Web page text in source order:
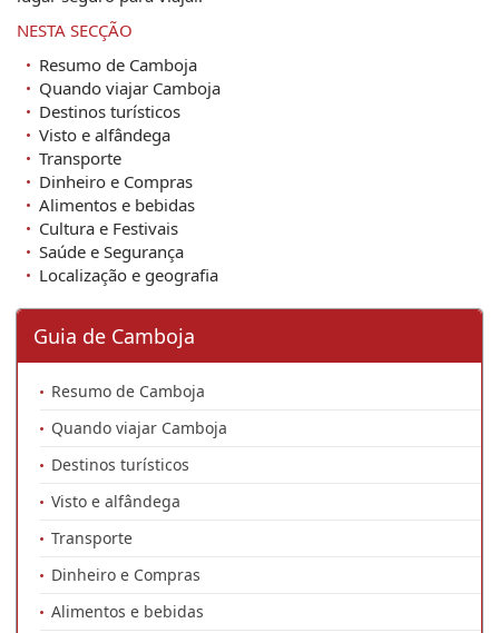
NESTA SECÇÃO
Resumo de Camboja
Quando viajar Camboja
Destinos turísticos
Visto e alfândega
Transporte
Dinheiro e Compras
Alimentos e bebidas
Cultura e Festivais
Saúde e Segurança
Localização e geografia
Guia de Camboja
Resumo de Camboja
Quando viajar Camboja
Destinos turísticos
Visto e alfândega
Transporte
Dinheiro e Compras
Alimentos e bebidas